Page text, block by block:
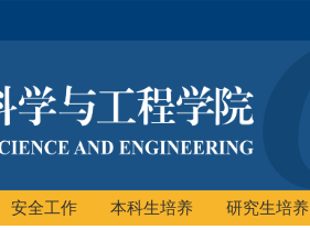
安全工作 本科生培养 研究生培养